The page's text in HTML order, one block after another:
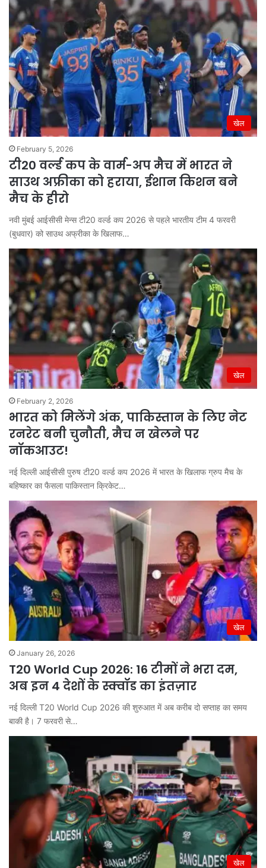
खेल
February 5, 2026
टी20 वर्ल्ड कप के वार्म-अप मैच में भारत ने
साउथ अफ्रीका को हराया, ईशान किशन बने
मैच के हीरो
नवी मुंबई आईसीसी मेन्स टी20 वर्ल्ड कप 2026 से पहले भारतीय टीम 4 फरवरी
(बुधवार) को साउथ अफ्रीका के खिलाफ…
खेल
February 2, 2026
भारत को मिलेंगे अंक, पाकिस्तान के लिए नेट
रनरेट बनी चुनौती, मैच न खेलने पर
नॉकआउट!
नई दिल्ली आईसीसी पुरुष टी20 वर्ल्ड कप 2026 में भारत के खिलाफ ग्रुप मैच के
बहिष्कार का फैसला पाकिस्तान क्रिकेट…
खेल
January 26, 2026
T20 World Cup 2026: 16 टीमों ने भरा दम,
अब इन 4 देशों के स्क्वॉड का इंतज़ार
नई दिल्ली T20 World Cup 2026 की शुरुआत में अब करीब दो सप्ताह का समय
बाकी है। 7 फरवरी से…
खेल